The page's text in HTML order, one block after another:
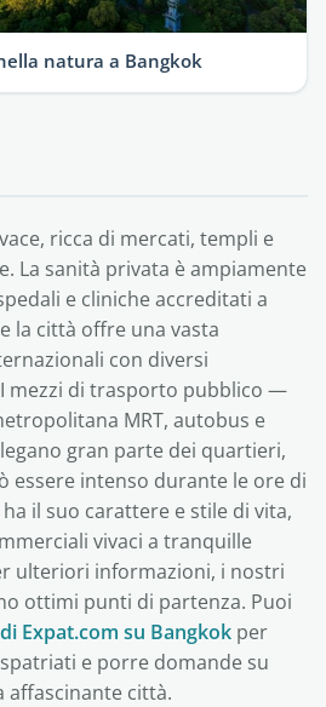
natura a Bangkok
ricca di mercati, templi e
La sanità privata è ampiamente
e cliniche accreditati a
la città offre una vasta
con diversi
mezzi di trasporto pubblico —
MRT, autobus e
gran parte dei quartieri,
essere intenso durante le ore di
il suo carattere e stile di vita,
vivaci a tranquille
ulteriori informazioni, i nostri
ottimi punti di partenza. Puoi
Expat.com su Bangkok per
e porre domande su
affascinante città.